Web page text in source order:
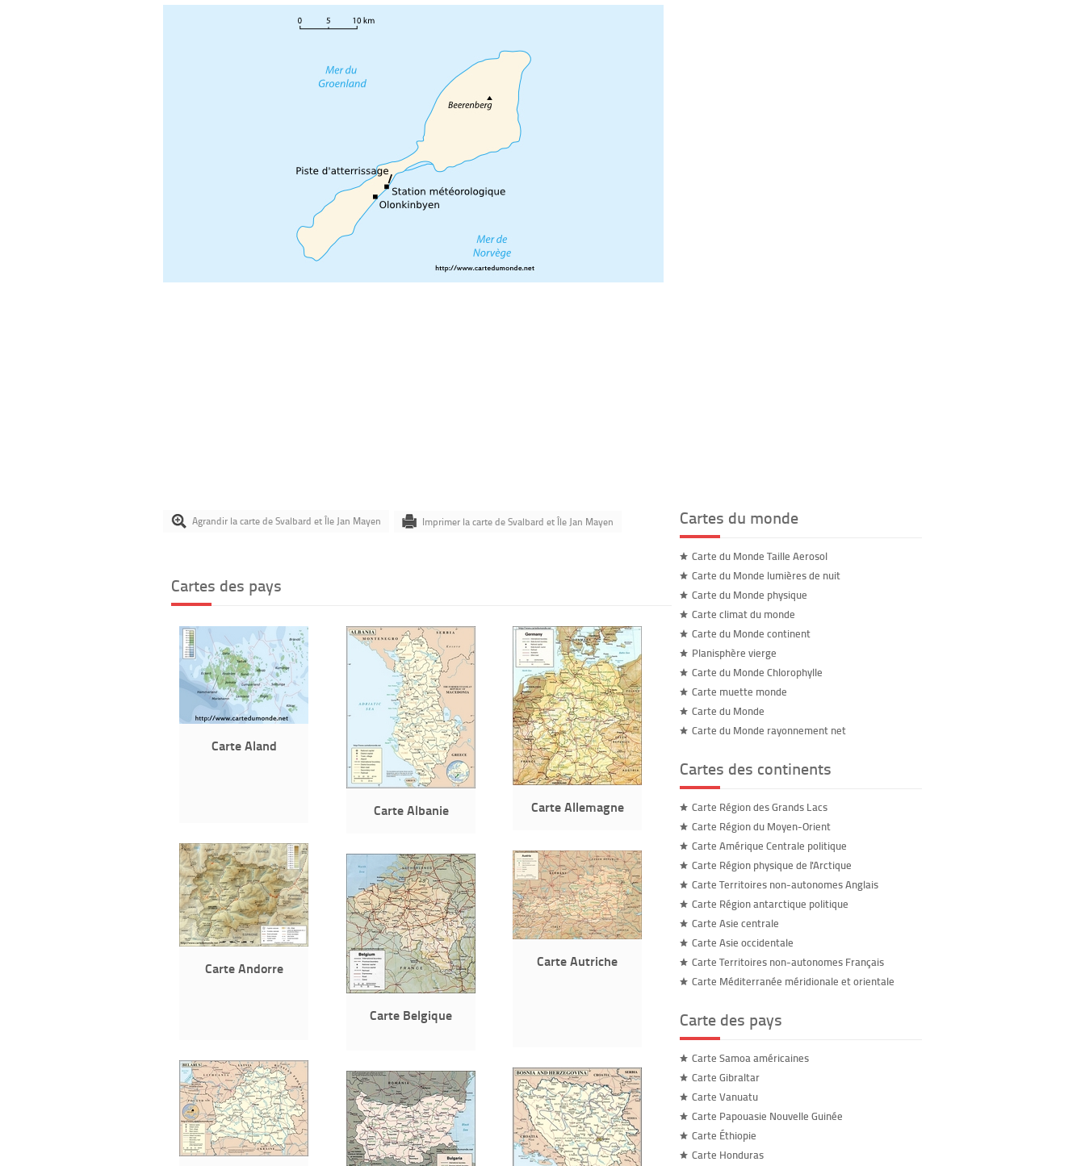
Agrandir la carte de Svalbard et Île Jan Mayen Imprimer la carte de Svalbard et Île Jan Mayen
Cartes des pays
Carte Aland
Carte Albanie Carte Allemagne
Carte Andorre Carte Autriche
Carte Belgique
Cartes du monde
Carte du Monde Taille Aerosol
Carte du Monde lumières de nuit
Carte du Monde physique
Carte climat du monde
Carte du Monde continent
Planisphère vierge
Carte du Monde Chlorophylle
Carte muette monde
Carte du Monde
Carte du Monde rayonnement net
Cartes des continents
Carte Région des Grands Lacs
Carte Région du Moyen-Orient
Carte Amérique Centrale politique
Carte Région physique de l'Arctique
Carte Territoires non-autonomes Anglais
Carte Région antarctique politique
Carte Asie centrale
Carte Asie occidentale
Carte Territoires non-autonomes Français
Carte Méditerranée méridionale et orientale
Carte des pays
Carte Samoa américaines
Carte Gibraltar
Carte Vanuatu
Carte Papouasie Nouvelle Guinée
Carte Éthiopie
Carte Honduras